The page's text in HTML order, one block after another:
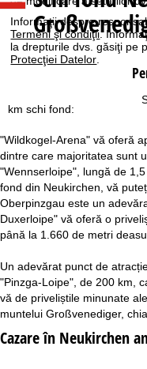
Informaţii despre
Termeni şi condiţii.
la drepturile dvs. găsiţi pe
Protecţiei Datelor
a
s
km schi fond:
"Wildkogel-Arena" vă oferă
dintre care majoritatea sunt
"Wennserloipe", lungă de
fond din Neukirchen, vă
Oberpinzgau este un
Duxerloipe" vă oferă o
până la 1.660 de metri
Un adevărat punct de
"Pinzga-Loipe", de 200 km,
vă de priveliștile minunate
muntelui Großvenediger,
Cazare în Neukirchen